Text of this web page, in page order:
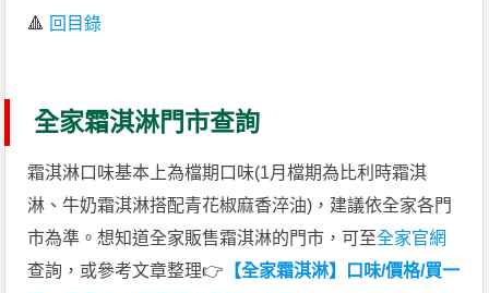
🔺 回目錄
全家霜淇淋門市查詢
霜淇淋口味基本上為檔期口味(1月檔期為比利時霜淇
淋、牛奶霜淇淋搭配青花椒麻香淬油)，建議依全家各門
市為準。想知道全家販售霜淇淋的門市，可至全家官網
查詢，或參考文章整理👉 【全家霜淇淋】口味/價格/買一